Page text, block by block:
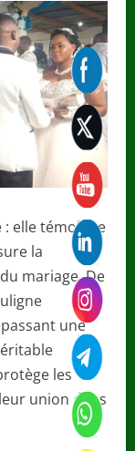
: elle témoigne
la
mariage. De
une
les
union dans